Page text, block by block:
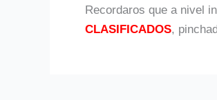
Recordaros que a nivel
CLASIFICADOS,